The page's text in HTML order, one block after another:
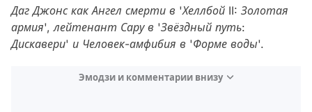
Даг Джонс как Ангел смерти в 'Хеллбой II: Золотая
армия', лейтенант Сару в 'Звёздный путь:
Дискавери' и Человек-амфибия в 'Форме воды'.
Эмодзи и комментарии внизу